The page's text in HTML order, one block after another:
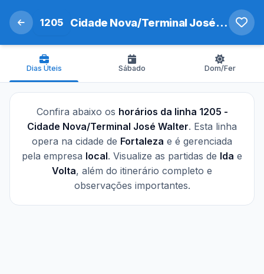
1205 Cidade Nova/Terminal José Walter
Dias Úteis Sábado Dom/Fer
Confira abaixo os horários da linha 1205 -
Cidade Nova/Terminal José Walter. Esta linha
opera na cidade de Fortaleza e é gerenciada
pela empresa local. Visualize as partidas de Ida e
Volta, além do itinerário completo e
observações importantes.